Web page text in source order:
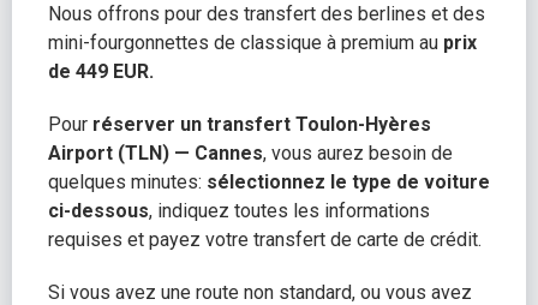
Nous offrons pour des transfert des berlines et des
mini-fourgonnettes de classique à premium au prix
de 449 EUR.
Pour réserver un transfert Toulon-Hyères
Airport (TLN) — Cannes, vous aurez besoin de
quelques minutes: sélectionnez le type de voiture
ci-dessous, indiquez toutes les informations
requises et payez votre transfert de carte de crédit.
Si vous avez une route non standard, ou vous avez